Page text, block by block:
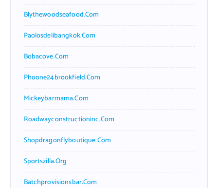
Blythewoodseafood.com
Paolosdelibangkok.com
Bobacove.com
Phoone24brookfield.com
Mickeybarmama.com
Roadwayconstructioninc.com
Shopdragonflyboutique.com
Sportszilla.org
Batchprovisionsbar.com